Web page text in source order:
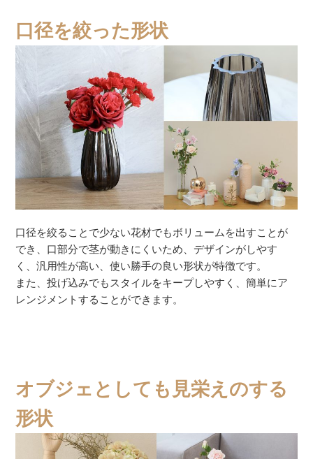
口径を絞った形状
口径を絞ることで少ない花材でもボリュームを出すことが
でき、口部分で茎が動きにくいため、デザインがしやす
く、汎用性が高い、使い勝手の良い形状が特徴です。
また、投げ込みでもスタイルをキープしやすく、簡単にア
レンジメントすることができます。
オブジェとしても見栄えのする
形状